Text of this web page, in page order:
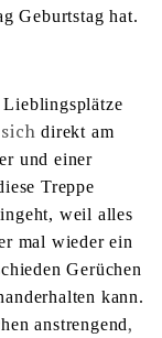
Geburtstag hat.
Lieblingsplätze
direkt am
und einer
Treppe
weil alles
mal wieder ein
Gerüchen
kann.
anstrengend,